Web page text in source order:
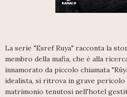
La serie "Esref Ruya" racconta la
membro della mafia, che è alla
innamorato da piccolo chiamata
idealista, si ritrova in grave pericolo
matrimonio tenutosi nell'hotel